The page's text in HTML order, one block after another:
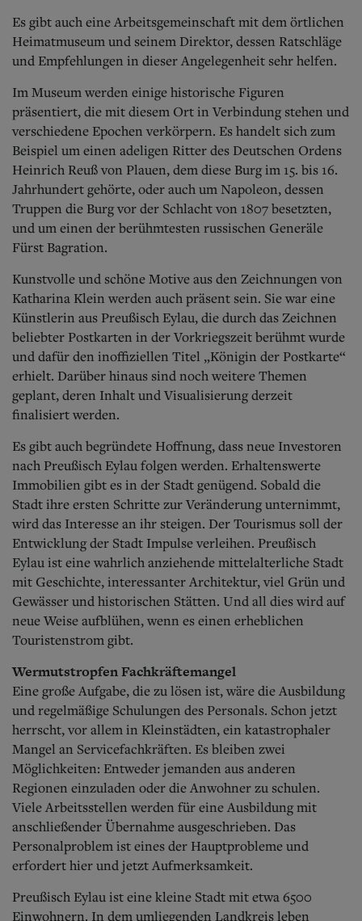
Es gibt auch eine Arbeitsgemeinschaft mit dem örtlichen
Heimatmuseum und seinem Direktor, dessen Ratschläge
und Empfehlungen in dieser Angelegenheit sehr helfen.
Im Museum werden einige historische Figuren
präsentiert, die mit diesem Ort in Verbindung stehen und
verschiedene Epochen verkörpern. Es handelt sich zum
Beispiel um einen adeligen Ritter des Deutschen Ordens
Heinrich Reuß von Plauen, dem diese Burg im 15. bis 16.
Jahrhundert gehörte, oder auch um Napoleon, dessen
Truppen die Burg vor der Schlacht von 1807 besetzten,
und um einen der berühmtesten russischen Generäle
Fürst Bagration.
Kunstvolle und schöne Motive aus den Zeichnungen von
Katharina Klein werden auch präsent sein. Sie war eine
Künstlerin aus Preußisch Eylau, die durch das Zeichnen
beliebter Postkarten in der Vorkriegszeit berühmt wurde
und dafür den inoffiziellen Titel „Königin der Postkarte“
erhielt. Darüber hinaus sind noch weitere Themen
geplant, deren Inhalt und Visualisierung derzeit
finalisiert werden.
Es gibt auch begründete Hoffnung, dass neue Investoren
nach Preußisch Eylau folgen werden. Erhaltenswerte
Immobilien gibt es in der Stadt genügend. Sobald die
Stadt ihre ersten Schritte zur Veränderung unternimmt,
wird das Interesse an ihr steigen. Der Tourismus soll der
Entwicklung der Stadt Impulse verleihen. Preußisch
Eylau ist eine wahrlich anziehende mittelalterliche Stadt
mit Geschichte, interessanter Architektur, viel Grün und
Gewässer und historischen Stätten. Und all dies wird auf
neue Weise aufblühen, wenn es einen erheblichen
Touristenstrom gibt.
Wermutstropfen Fachkräftemangel
Eine große Aufgabe, die zu lösen ist, wäre die Ausbildung
und regelmäßige Schulungen des Personals. Schon jetzt
herrscht, vor allem in Kleinstädten, ein katastrophaler
Mangel an Servicefachkräften. Es bleiben zwei
Möglichkeiten: Entweder jemanden aus anderen
Regionen einzuladen oder die Anwohner zu schulen.
Viele Arbeitsstellen werden für eine Ausbildung mit
anschließender Übernahme ausgeschrieben. Das
Personalproblem ist eines der Hauptprobleme und
erfordert hier und jetzt Aufmerksamkeit.
Preußisch Eylau ist eine kleine Stadt mit etwa 6500
Einwohnern. In dem umliegenden Landkreis leben